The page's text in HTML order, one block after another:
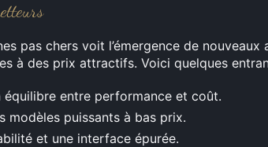
pas chers voit l’émergence de
à des prix attractifs. Voici quelques
équilibre entre performance et coût.
modèles puissants à bas prix.
et une interface épurée.